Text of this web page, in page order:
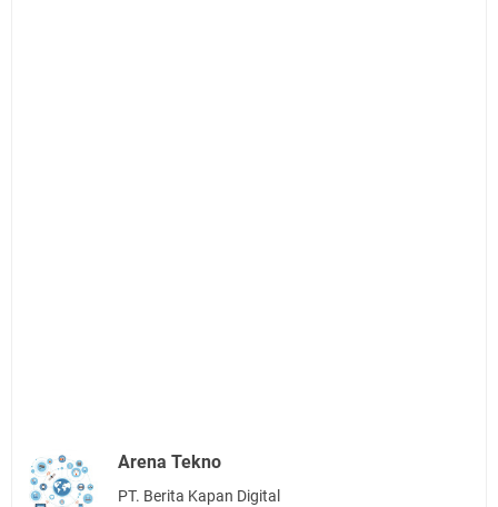
Arena Tekno
PT. Berita Kapan Digital